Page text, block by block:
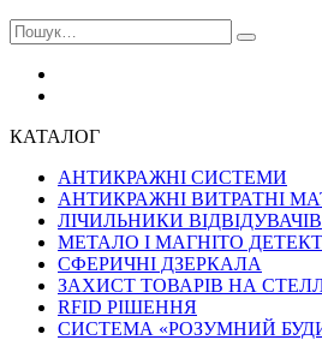
КАТАЛОГ
АНТИКРАЖНІ СИСТЕМИ
АНТИКРАЖНІ ВИТРАТНІ
ЛІЧИЛЬНИКИ ВІДВІДУВАЧІВ
МЕТАЛО І МАГНІТО
СФЕРИЧНІ ДЗЕРКАЛА
ЗАХИСТ ТОВАРІВ НА
RFID РІШЕННЯ
СИСТЕМА «РОЗУМНИЙ